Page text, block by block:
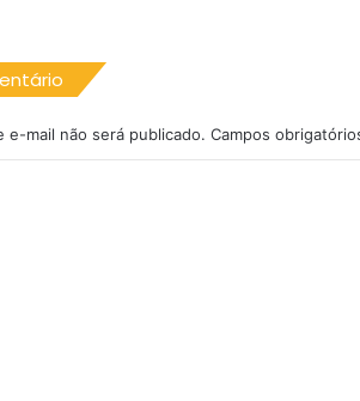
e-mail não será publicado. Campos